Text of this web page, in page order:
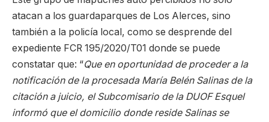
atacan a los guardaparques de Los Alerces, sino
también a la policía local, como se desprende del
expediente FCR 195/2020/T01 donde se puede
constatar que: “Que en oportunidad de proceder a la
notificación de la procesada María Belén Salinas de la
citación a juicio, el Subcomisario de la DUOF Esquel
informó que el domicilio donde reside Salinas se